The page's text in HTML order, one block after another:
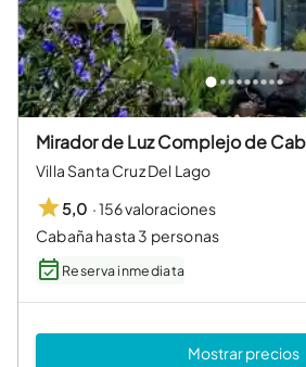
Mirador de Luz Complejo de
Villa Santa Cruz Del Lago
5,0 ·156 valoraciones
Cabaña hasta 3 personas
Reserva inmediata
Mostrar precios